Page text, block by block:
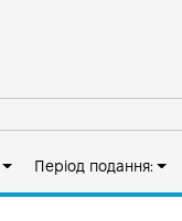
Період подання: